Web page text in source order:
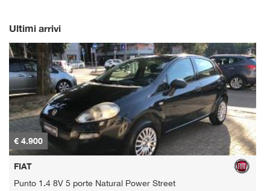
Ultimi arrivi
€ 4.900
FIAT
Punto 1.4 8V 5 porte Natural Power Street